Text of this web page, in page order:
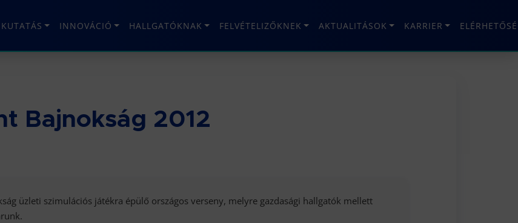
KUTATÁS INNOVÁCIÓ HALLGATÓKNAK FELVÉTELIZŐKNEK AKTUALITÁSOK KARRIER
Bajnokság 2012
üzleti szimulációs játékra épülő országos verseny, melyre gazdasági hallgatók mellett